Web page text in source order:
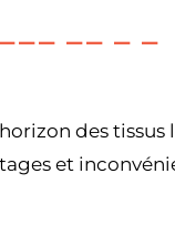
des tissus
et